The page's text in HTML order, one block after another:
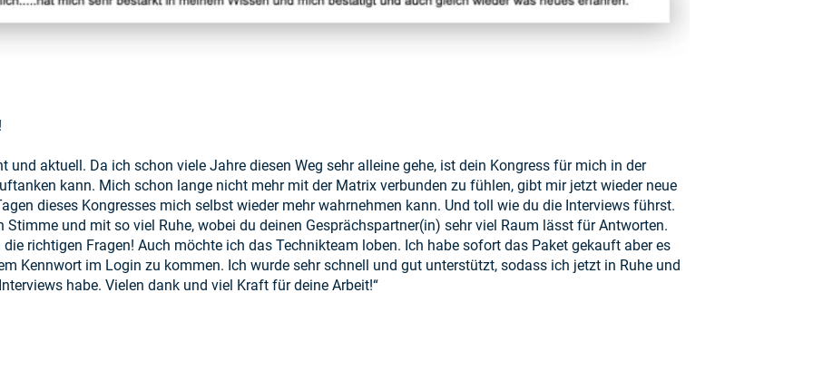
und aktuell. Da ich schon viele Jahre diesen Weg sehr alleine gehe, ist dein Kongress für mich in der
kann. Mich schon lange nicht mehr mit der Matrix verbunden zu fühlen, gibt mir jetzt wieder neue
dieses Kongresses mich selbst wieder mehr wahrnehmen kann. Und toll wie du die Interviews führst.
Stimme und mit so viel Ruhe, wobei du deinen Gesprächspartner(in) sehr viel Raum lässt für Antworten.
richtigen Fragen! Auch möchte ich das Technikteam loben. Ich habe sofort das Paket gekauft aber es
Kennwort im Login zu kommen. Ich wurde sehr schnell und gut unterstützt, sodass ich jetzt in Ruhe und
habe. Vielen dank und viel Kraft für deine Arbeit!“